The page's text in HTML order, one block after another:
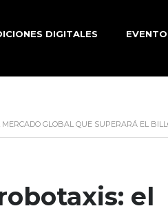
DIGITALES
GLOBAL QUE SUPERARÁ EL
el